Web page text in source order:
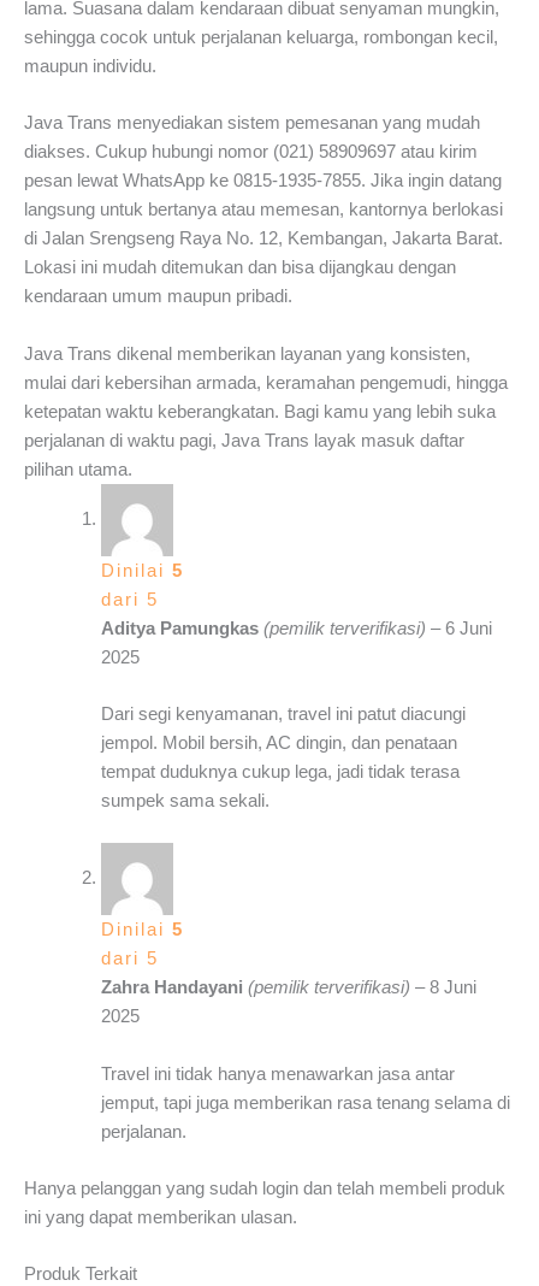
lama. Suasana dalam kendaraan dibuat senyaman mungkin,
sehingga cocok untuk perjalanan keluarga, rombongan kecil,
maupun individu.
Java Trans menyediakan sistem pemesanan yang mudah
diakses. Cukup hubungi nomor (021) 58909697 atau kirim
pesan lewat WhatsApp ke 0815-1935-7855. Jika ingin datang
langsung untuk bertanya atau memesan, kantornya berlokasi
di Jalan Srengseng Raya No. 12, Kembangan, Jakarta Barat.
Lokasi ini mudah ditemukan dan bisa dijangkau dengan
kendaraan umum maupun pribadi.
Java Trans dikenal memberikan layanan yang konsisten,
mulai dari kebersihan armada, keramahan pengemudi, hingga
ketepatan waktu keberangkatan. Bagi kamu yang lebih suka
perjalanan di waktu pagi, Java Trans layak masuk daftar
pilihan utama.
Dinilai 5
dari 5
Aditya Pamungkas (pemilik terverifikasi) – 6 Juni
2025
Dari segi kenyamanan, travel ini patut diacungi
jempol. Mobil bersih, AC dingin, dan penataan
tempat duduknya cukup lega, jadi tidak terasa
sumpek sama sekali.
Dinilai 5
dari 5
Zahra Handayani (pemilik terverifikasi) – 8 Juni
2025
Travel ini tidak hanya menawarkan jasa antar
jemput, tapi juga memberikan rasa tenang selama di
perjalanan.
Hanya pelanggan yang sudah login dan telah membeli produk
ini yang dapat memberikan ulasan.
Produk Terkait